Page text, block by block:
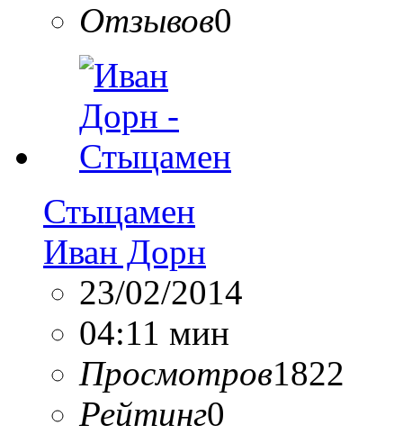
Отзывов0
Стыцамен
Иван Дорн
23/02/2014
04:11 мин
Просмотров1822
Рейтинг0